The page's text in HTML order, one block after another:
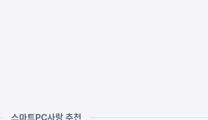
스마트PC사랑 추천